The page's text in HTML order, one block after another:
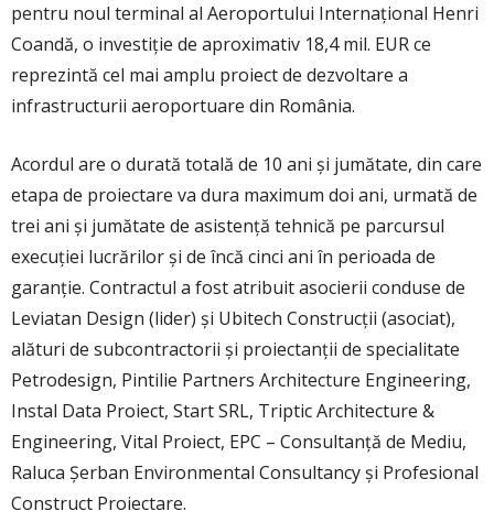
pentru noul terminal al Aeroportului Internaţional Henri
Coandă, o investiţie de aproximativ 18,4 mil. EUR ce
reprezintă cel mai amplu proiect de dezvoltare a
infrastructurii aeroportuare din România.
Acordul are o durată totală de 10 ani şi jumătate, din care
etapa de proiectare va dura maximum doi ani, urmată de
trei ani şi jumătate de asistenţă tehnică pe parcursul
execuţiei lucrărilor şi de încă cinci ani în perioada de
garanţie. Contractul a fost atribuit asocierii conduse de
Leviatan Design (lider) şi Ubitech Construcţii (asociat),
alături de subcontractorii şi proiectanţii de specialitate
Petrodesign, Pintilie Partners Architecture Engineering,
Instal Data Proiect, Start SRL, Triptic Architecture &
Engineering, Vital Proiect, EPC – Consultanţă de Mediu,
Raluca Şerban Environmental Consultancy şi Profesional
Construct Proiectare.